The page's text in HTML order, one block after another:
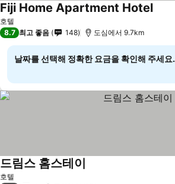
호텔
Fiji Home Apartment Hotel
8.7 최고 좋음 148 도심에서 9.7km
날짜를 선택해 정확한 요금을 확인해 주세요.
호텔
드림스 홈스테이